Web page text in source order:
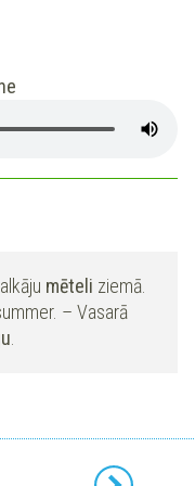
mēteli ziemā.
– Vasarā
.